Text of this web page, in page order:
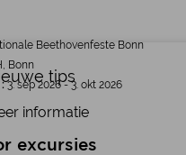
Beethovenfeste Bonn
Bonn
:3. sep 2026 - 3. okt 2026
informatie
tips
excursies